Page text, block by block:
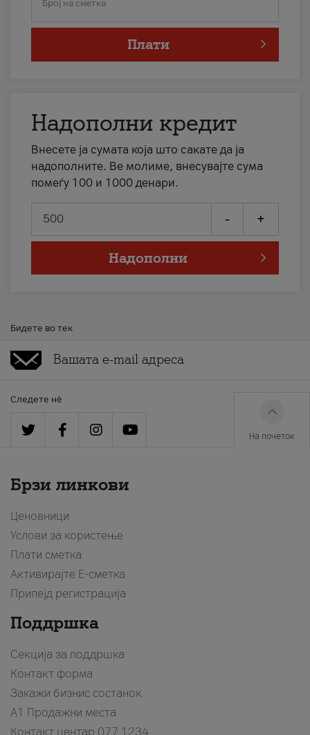
Број на сметка
Плати
Надополни кредит
Внесете ја сумата која што сакате да ја
надополните. Ве молиме, внесувајте сума
помеѓу 100 и 1000 денари.
- +
Надополни
Бидете во тек
Следете нè
На почеток
Брзи линкови
Ценовници
Услови за користење
Плати сметка
Активирајте Е-сметка
Припејд регистрација
Поддршка
Секција за поддршка
Контакт форма
Закажи бизнис состанок
A1 Продажни места
Контакт центар 077 1234